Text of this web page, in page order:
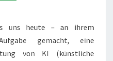
uns heute – an ihrem
gemacht, eine
von KI (künstliche